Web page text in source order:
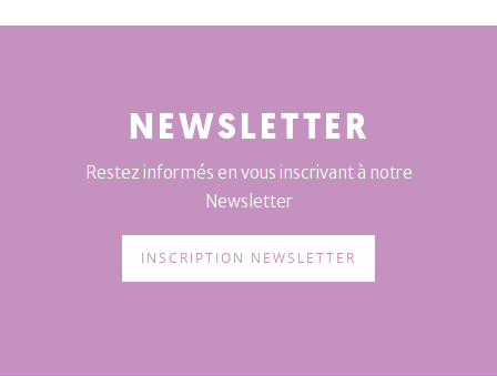
NEWSLETTER
Restez informés en vous inscrivant à notre
Newsletter
INSCRIPTION NEWSLETTER